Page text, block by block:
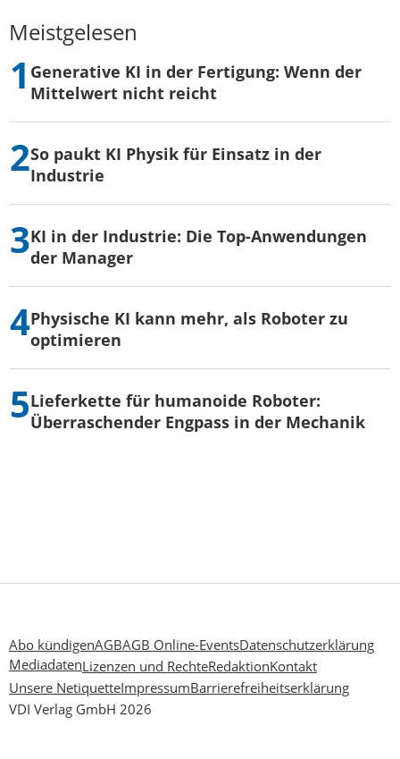
Meistgelesen
Generative KI in der Fertigung: Wenn der
Mittelwert nicht reicht
So paukt KI Physik für Einsatz in der
Industrie
KI in der Industrie: Die Top-Anwendungen
der Manager
Physische KI kann mehr, als Roboter zu
optimieren
Lieferkette für humanoide Roboter:
Überraschender Engpass in der Mechanik
Abo kündigenAGBAGB Online-EventsDatenschutzerklärung
MediadatenLizenzen und RechteRedaktionKontakt
Unsere NetiquetteImpressumBarrierefreiheitserklärung
VDI Verlag GmbH 2026